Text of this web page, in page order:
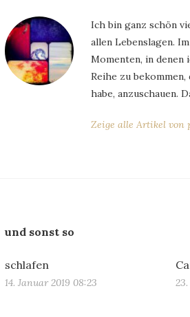
Ich bin ganz schön
allen Lebenslagen.
Momenten, in denen
Reihe zu
habe, anzuschauen.
Zeige alle Artikel
und sonst so
schlafen
14. Januar 2019 08:23